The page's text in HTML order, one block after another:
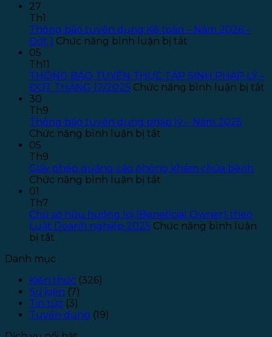
27
Th1
Thông báo tuyển dụng Kế toán – Năm 2026 –
Đợt 1 Chức năng bình luận bị tắt
tuyển
dụng
–
Đợt
05
Th11
THÔNG BÁO TUYỂN THỰC TẬP SINH PHÁP LÝ –
ĐỢT THÁNG 12/2025 Chức năng bình luận bị tắt
30
Th9
Thông báo tuyển dụng pháp lý – Năm 2025
Chức năng bình luận bị tắt
tuyển
–
Năm
05
Th9
Giấy phép quảng cáo phòng khám chữa bệnh
Chức năng bình luận bị tắt
quảng
cáo
01
Th7
Chủ sở hữu hưởng lợi (Beneficial Owner) theo
Luật Doanh nghiệp 2025 Chức năng bình luận
bị tắt
sở
hưởng
lợi
(Beneficial
Owner)
theo
Danh mục
Kiến thức (326)
Sự kiện (7)
Tin tức (3)
Tuyển dụng (19)